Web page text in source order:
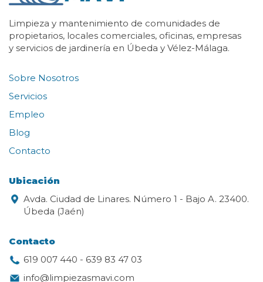
Limpieza y mantenimiento de comunidades de
propietarios, locales comerciales, oficinas, empresas
y servicios de jardinería en Úbeda y Vélez-Málaga.
Sobre Nosotros
Servicios
Empleo
Blog
Contacto
Ubicación
Avda. Ciudad de Linares. Número 1 - Bajo A. 23400.
Úbeda (Jaén)
Contacto
619 007 440 - 639 83 47 03
info@limpiezasmavi.com